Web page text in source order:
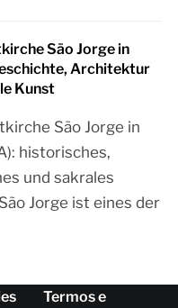
São Jorge in
Architektur
Kunst
São Jorge in
historisches,
und sakrales
Jorge ist eines der
Termos e